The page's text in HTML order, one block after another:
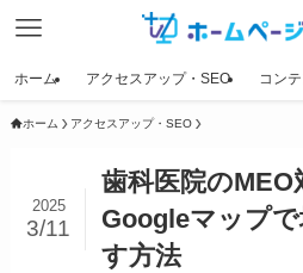
ホーム アクセスアップ・SEO コン
ホーム アクセスアップ・SEO
歯科医院のMEO
Googleマップ
す方法
2025
3/11